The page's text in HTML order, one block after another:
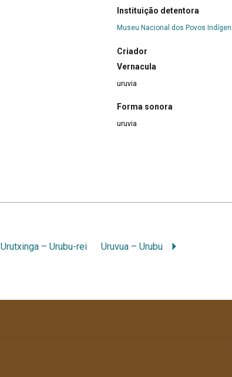
Instituição detentora
Museu Nacional dos Povos
Criador
Vernacula
uruvia
Forma sonora
uruvia
Urutxinga – Urubu-rei Uruvua – Urubu